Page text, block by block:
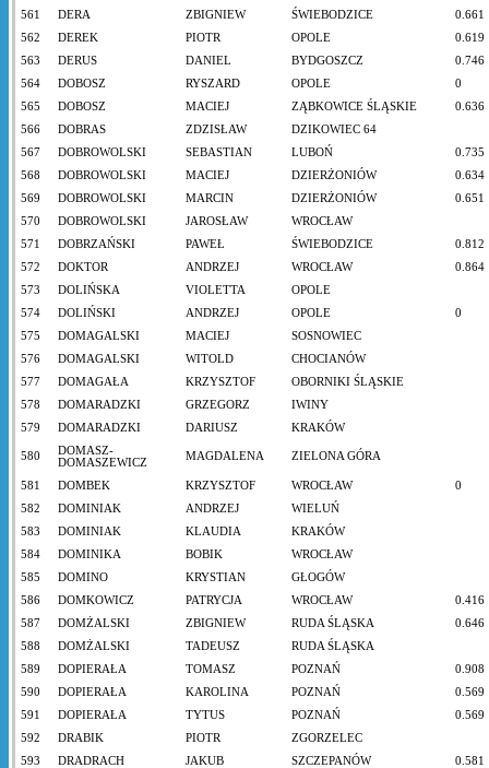
561
DERA ZBIGNIEW ŚWIEBODZICE
0.661
562
DEREK PIOTR OPOLE
0.619
563
DERUS DANIEL BYDGOSZCZ
0.746
564
DOBOSZ RYSZARD OPOLE
0
565
DOBOSZ MACIEJ ZĄBKOWICE ŚLĄSKIE
0.636
566
DOBRAS ZDZISŁAW
DZIKOWIEC 64
567
DOBROWOLSKI SEBASTIAN LUBOŃ
0.735
568
DOBROWOLSKI MACIEJ DZIERŻONIÓW
0.634
569
DOBROWOLSKI MARCIN DZIERŻONIÓW
0.651
570
DOBROWOLSKI JAROSŁAW
WROCŁAW
571
DOBRZAŃSKI PAWEŁ ŚWIEBODZICE
0.812
572
DOKTOR ANDRZEJ WROCŁAW
0.864
573
DOLIŃSKA VIOLETTA
OPOLE
574
DOLIŃSKI ANDRZEJ OPOLE
0
575
DOMAGALSKI MACIEJ
SOSNOWIEC
576
DOMAGALSKI WITOLD
CHOCIANÓW
577
DOMAGAŁA KRZYSZTOF
OBORNIKI ŚLĄSKIE
578
DOMARADZKI GRZEGORZ
IWINY
579
DOMARADZKI DARIUSZ KRAKÓW
580
DOMASZ-
DOMASZEWICZ
MAGDALENA ZIELONA GÓRA
581 DOMBEK KRZYSZTOF WROCŁAW
0
582
DOMINIAK ANDRZEJ
WIELUŃ
583
DOMINIAK KLAUDIA
KRAKÓW
584
DOMINIKA BOBIK
WROCŁAW
585
DOMINO KRYSTIAN
GŁOGÓW
586
DOMKOWICZ PATRYCJA WROCŁAW
0.416
587
DOMŻALSKI ZBIGNIEW RUDA ŚLĄSKA
0.646
588
DOMŻALSKI TADEUSZ
RUDA ŚLĄSKA
589
DOPIERAŁA TOMASZ POZNAŃ
0.908
590
DOPIERAŁA KAROLINA POZNAŃ
0.569
591
DOPIERAŁA TYTUS POZNAŃ
0.569
592
DRABIK PIOTR
ZGORZELEC
593
DRADRACH JAKUB SZCZEPANÓW
0.581